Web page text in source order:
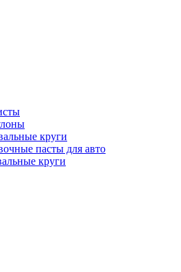
круги
пасты для авто
круги